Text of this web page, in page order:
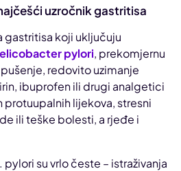
uzročnik gastritisa
gastritisa koji uključuju
pylori, prekomjernu
redovito uzimanje
ibuprofen ili drugi analgetici
protuupalnih lijekova, stresni
ili teške bolesti, a rjeđe i
su vrlo česte – istraživanja